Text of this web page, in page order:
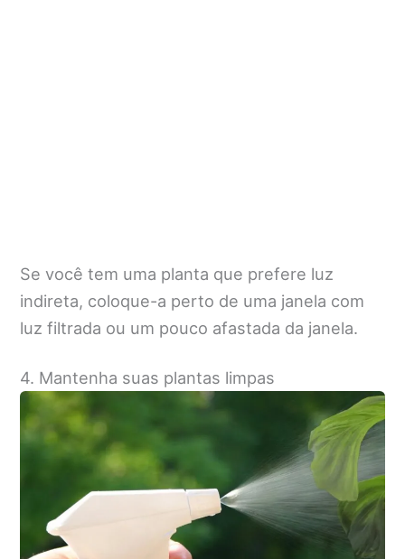
Se você tem uma planta que prefere luz
indireta, coloque-a perto de uma janela com
luz filtrada ou um pouco afastada da janela.
4. Mantenha suas plantas limpas